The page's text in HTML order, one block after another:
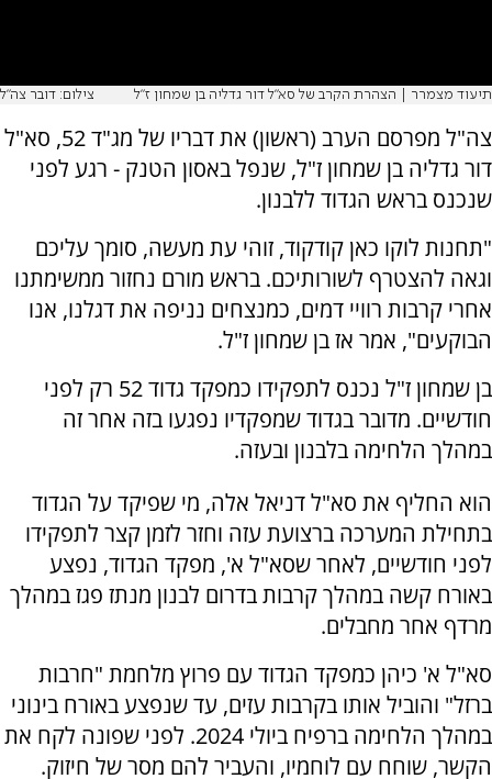
תיעוד מצמרר | הצהרת הקרב של סא"ל דור גדליה בן שמחון ז"ל צילום: דובר צה"ל
צה"ל מפרסם הערב (ראשון) את דבריו של מג"ד 52, סא"ל
דור גדליה בן שמחון ז"ל, שנפל באסון הטנק - רגע לפני
שנכנס בראש הגדוד ללבנון.
"תחנות לוקו כאן קודקוד, זוהי עת מעשה, סומך עליכם
וגאה להצטרף לשורותיכם. בראש מורם נחזור ממשימתנו
אחרי קרבות רוויי דמים, כמנצחים נניפה את דגלנו, אנו
הבוקעים", אמר אז בן שמחון ז"ל.
בן שמחון ז"ל נכנס לתפקידו כמפקד גדוד 52 רק לפני
חודשיים. מדובר בגדוד שמפקדיו נפגעו בזה אחר זה
במהלך הלחימה בלבנון ובעזה.
הוא החליף את סא"ל דניאל אלה, מי שפיקד על הגדוד
בתחילת המערכה ברצועת עזה וחזר לזמן קצר לתפקידו
לפני חודשיים, לאחר שסא"ל א', מפקד הגדוד, נפצע
באורח קשה במהלך קרבות בדרום לבנון מנתז פגז במהלך
מרדף אחר מחבלים.
סא"ל א' כיהן כמפקד הגדוד עם פרוץ מלחמת "חרבות
ברזל" והוביל אותו בקרבות עזים, עד שנפצע באורח בינוני
במהלך הלחימה ברפיח ביולי 2024. לפני שפונה לקח את
הקשר, שוחח עם לוחמיו, והעביר להם מסר של חיזוק.